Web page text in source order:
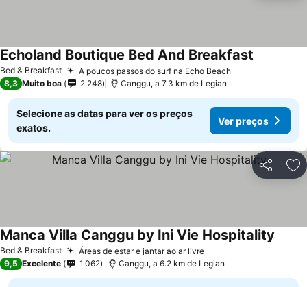
Bed & Breakfast A poucos passos do surf na Echo BeachVer preços
Echoland Boutique Bed And Breakfast
8,3 Muito boa 2.248 Canggu, a 7.3 km de Legian
Selecione as datas para ver os preços
exatos.
Ver preços
Partilhar
Bed & Breakfast Áreas de estar e jantar ao ar livreVer preços
Manca Villa Canggu by Ini Vie Hospitality
9,5 Excelente 1.062 Canggu, a 6.2 km de Legian